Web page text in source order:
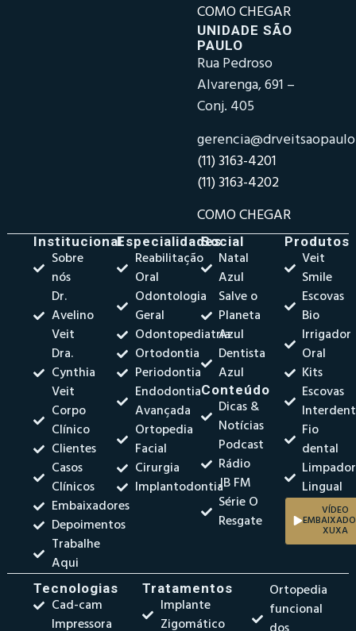
COMO CHEGAR
UNIDADE SÃO
PAULO
Rua Pedroso
Alvarenga, 691 –
Conj. 405
(11) 3163-4201
(11) 3163-4202
COMO CHEGAR
Institucional
Sobre
nós
Dr.
Avelino
Veit
Dra.
Cynthia
Veit
Corpo
Clínico
Clientes
Casos
Clínicos
Embaixadores
Depoimentos
Trabalhe
Aqui
Especialidades
Reabilitação
Oral
Odontologia
Geral
Odontopediatria
Ortodontia
Periodontia
Endodontia
Avançada
Ortopedia
Facial
Cirurgia
Implantodontia
Social
Natal
Azul
Salve o
Planeta
Azul
Dentista
Azul
Conteúdo
Dicas &
Notícias
Podcast
Rádio
JB FM
Série O
Resgate
Produtos
Veit
Smile
Escovas
Bio
Irrigador
Oral
Kits
Escovas
Fio
dental
Limpador
Lingual
VÍDEO
XUXA
Tecnologias
Cad-cam
Impressora
Tratamentos
Implante
Zigomático
Ortopedia
funcional